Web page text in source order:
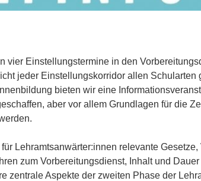
vier Einstellungstermine in den
jeder Einstellungskorridor allen Schularten
bieten wir eine
aber vor allem Grundlagen für die
Lehramtsanwärter:innen relevante Gesetze,
zum Vorbereitungsdienst, Inhalt und
zentrale Aspekte der zweiten Phase der